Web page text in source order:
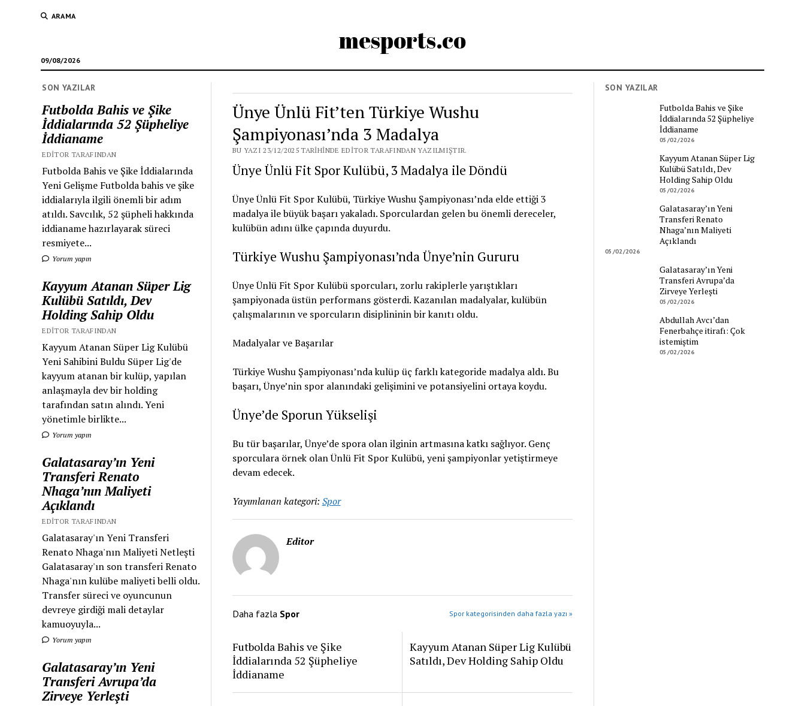
ARAMA
mesports.co
09/08/2026
SON YAZILAR
Futbolda Bahis ve Şike
İddialarında 52 Şüpheliye
İddianame
EDITOR TARAFINDAN
Futbolda Bahis ve Şike İddialarında
Yeni Gelişme Futbolda bahis ve şike
iddialarıyla ilgili önemli bir adım
atıldı. Savcılık, 52 şüpheli hakkında
iddianame hazırlayarak süreci
resmiyete...
Yorum yapın
Kayyum Atanan Süper Lig
Kulübü Satıldı, Dev
Holding Sahip Oldu
EDITOR TARAFINDAN
Kayyum Atanan Süper Lig Kulübü
Yeni Sahibini Buldu Süper Lig'de
kayyum atanan bir kulüp, yapılan
anlaşmayla dev bir holding
tarafından satın alındı. Yeni
yönetimle birlikte...
Yorum yapın
Galatasaray’ın Yeni
Transferi Renato
Nhaga’nın Maliyeti
Açıklandı
EDITOR TARAFINDAN
Galatasaray'ın Yeni Transferi
Renato Nhaga'nın Maliyeti Netleşti
Galatasaray'ın son transferi Renato
Nhaga'nın kulübe maliyeti belli oldu.
Transfer süreci ve oyuncunun
devreye girdiği mali detaylar
kamuoyuyla...
Yorum yapın
Galatasaray’ın Yeni
Transferi Avrupa’da
Zirveye Yerleşti
Ünye Ünlü Fit’ten Türkiye Wushu
Şampiyonası’nda 3 Madalya
BU YAZI 23/12/2025 TARIHINDE EDITOR TARAFINDAN YAZILMIŞTIR.
Ünye Ünlü Fit Spor Kulübü, 3 Madalya ile Döndü
Ünye Ünlü Fit Spor Kulübü, Türkiye Wushu Şampiyonası’nda elde ettiği 3
madalya ile büyük başarı yakaladı. Sporculardan gelen bu önemli dereceler,
kulübün adını ülke çapında duyurdu.
Türkiye Wushu Şampiyonası’nda Ünye’nin Gururu
Ünye Ünlü Fit Spor Kulübü sporcuları, zorlu rakiplerle yarıştıkları
şampiyonada üstün performans gösterdi. Kazanılan madalyalar, kulübün
çalışmalarının ve sporcuların disiplininin bir kanıtı oldu.
Madalyalar ve Başarılar
Türkiye Wushu Şampiyonası’nda kulüp üç farklı kategoride madalya aldı. Bu
başarı, Ünye’nin spor alanındaki gelişimini ve potansiyelini ortaya koydu.
Ünye’de Sporun Yükselişi
Bu tür başarılar, Ünye’de spora olan ilginin artmasına katkı sağlıyor. Genç
sporculara örnek olan Ünlü Fit Spor Kulübü, yeni şampiyonlar yetiştirmeye
devam edecek.
Yayımlanan kategori: Spor
Editor
Daha fazla Spor Spor kategorisinden daha fazla yazı »
Futbolda Bahis ve Şike
İddialarında 52 Şüpheliye
İddianame
Kayyum Atanan Süper Lig Kulübü
Satıldı, Dev Holding Sahip Oldu
SON YAZILAR
Futbolda Bahis ve Şike
İddialarında 52 Şüpheliye
İddianame
05/02/2026
Kayyum Atanan Süper Lig
Kulübü Satıldı, Dev
Holding Sahip Oldu
05/02/2026
Galatasaray’ın Yeni
Transferi Renato
Nhaga’nın Maliyeti
Açıklandı
05/02/2026
Galatasaray’ın Yeni
Transferi Avrupa’da
Zirveye Yerleşti
05/02/2026
Abdullah Avcı’dan
Fenerbahçe itirafı: Çok
istemiştim
05/02/2026